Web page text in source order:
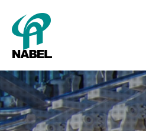
SMART Cube パッキ